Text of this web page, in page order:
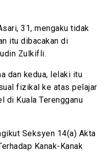
31, mengaku tidak
itu dibacakan di
Zulkifli.
dan kedua, lelaki itu
fizikal ke atas pelajar
di Kuala Terengganu
Seksyen 14(a) Akta
Kanak-Kanak